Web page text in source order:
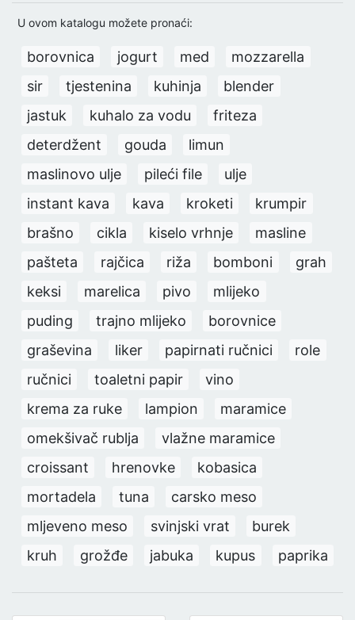
U ovom katalogu možete pronaći:
borovnica jogurt med
mozzarella
sir
tjestenina kuhinja
blender
jastuk
kuhalo za vodu
friteza
deterdžent
gouda
limun
maslinovo ulje
pileći file
ulje
instant kava
kava kroketi
krumpir
brašno
cikla kiselo vrhnje
masline
pašteta
rajčica riža bomboni
grah
keksi
marelica pivo
mlijeko
puding
trajno mlijeko
borovnice
graševina
liker papirnati ručnici
role
ručnici
toaletni papir
vino
krema za ruke
lampion
maramice
omekšivač rublja
vlažne maramice
croissant
hrenovke
kobasica
mortadela
tuna
carsko meso
mljeveno meso
svinjski vrat
burek
kruh
grožđe jabuka kupus paprika